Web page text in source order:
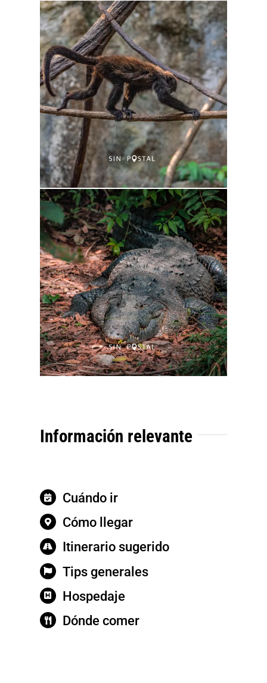
Información relevante
Cuándo ir
Cómo llegar
Itinerario sugerido
Tips generales
Hospedaje
Dónde comer